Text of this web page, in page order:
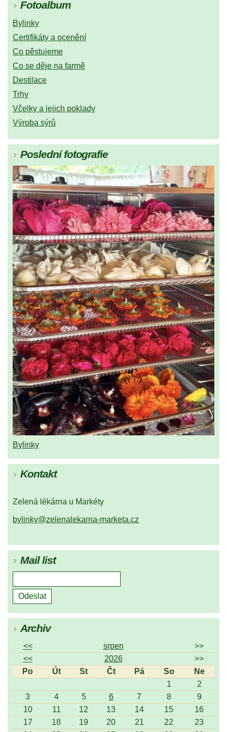
Fotoalbum
Bylinky
Certifikáty a ocenění
Co pěstujeme
Co se děje na farmě
Destilace
Trhy
Včelky a jejich poklady
Výroba sýrů
Poslední fotografie
Bylinky
Kontakt
Zelená lékárna u Markéty
bylinky@zelenalekarna-marketa.cz
Mail list
Archiv
<< srpen
>>
<<
2026
>>
Po
Út St Čt Pá So
Ne
1
2
3
4 5 6 7 8
9
10
11 12 13 14 15
16
17
18 19 20 21 22
23